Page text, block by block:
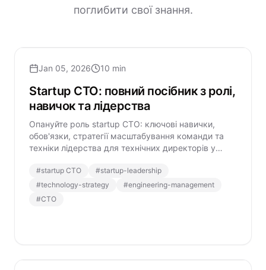
поглибити свої знання.
Jan 05, 2026 10 min
Startup CTO: повний посібник з ролі,
навичок та лідерства
Опануйте роль startup CTO: ключові навички,
обов'язки, стратегії масштабування команди та
техніки лідерства для технічних директорів у
#startup CTO #startup-leadership
#technology-strategy #engineering-management
#CTO